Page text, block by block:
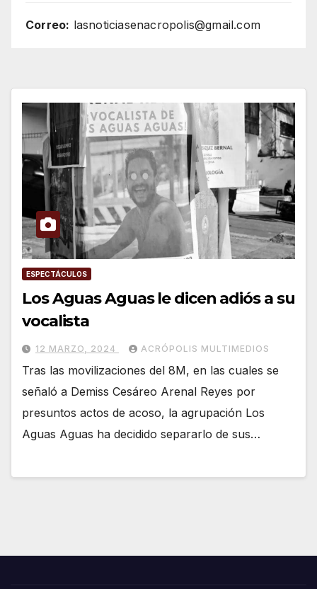
Correo: lasnoticiasenacropolis@gmail.com
ESPECTÁCULOS
Los Aguas Aguas le dicen adiós a su
vocalista
12 MARZO, 2024 ACRÓPOLIS MULTIMEDIOS
Tras las movilizaciones del 8M, en las cuales se
señaló a Demiss Cesáreo Arenal Reyes por
presuntos actos de acoso, la agrupación Los
Aguas Aguas ha decidido separarlo de sus…